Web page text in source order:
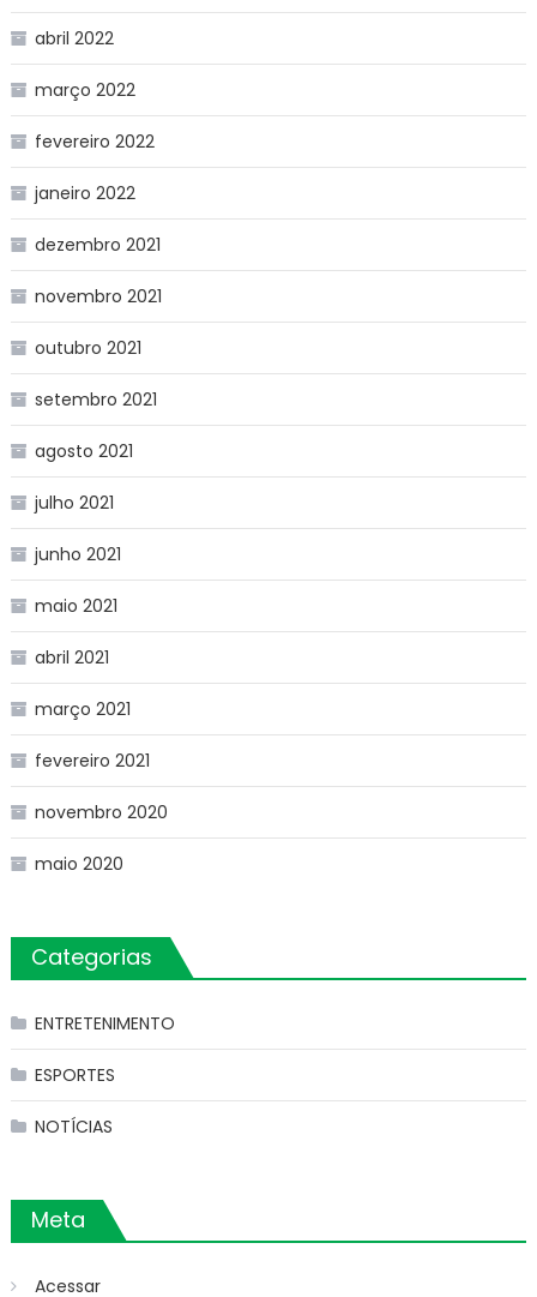
abril 2022
março 2022
fevereiro 2022
janeiro 2022
dezembro 2021
novembro 2021
outubro 2021
setembro 2021
agosto 2021
julho 2021
junho 2021
maio 2021
abril 2021
março 2021
fevereiro 2021
novembro 2020
maio 2020
Categorias
ENTRETENIMENTO
ESPORTES
NOTÍCIAS
Meta
Acessar